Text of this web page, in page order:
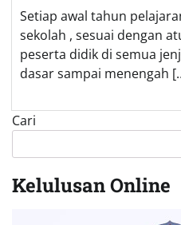
Setiap awal tahun
sekolah , sesuai dengan
peserta didik di semua
dasar sampai menengah
Cari
Kelulusan Online